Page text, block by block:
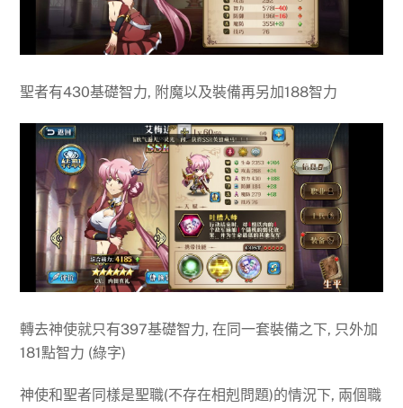
聖者有430基礎智力, 附魔以及裝備再另加188智力
轉去神使就只有397基礎智力, 在同一套裝備之下, 只外加
181點智力 (綠字)
神使和聖者同樣是聖職(不存在相剋問題)的情況下, 兩個職